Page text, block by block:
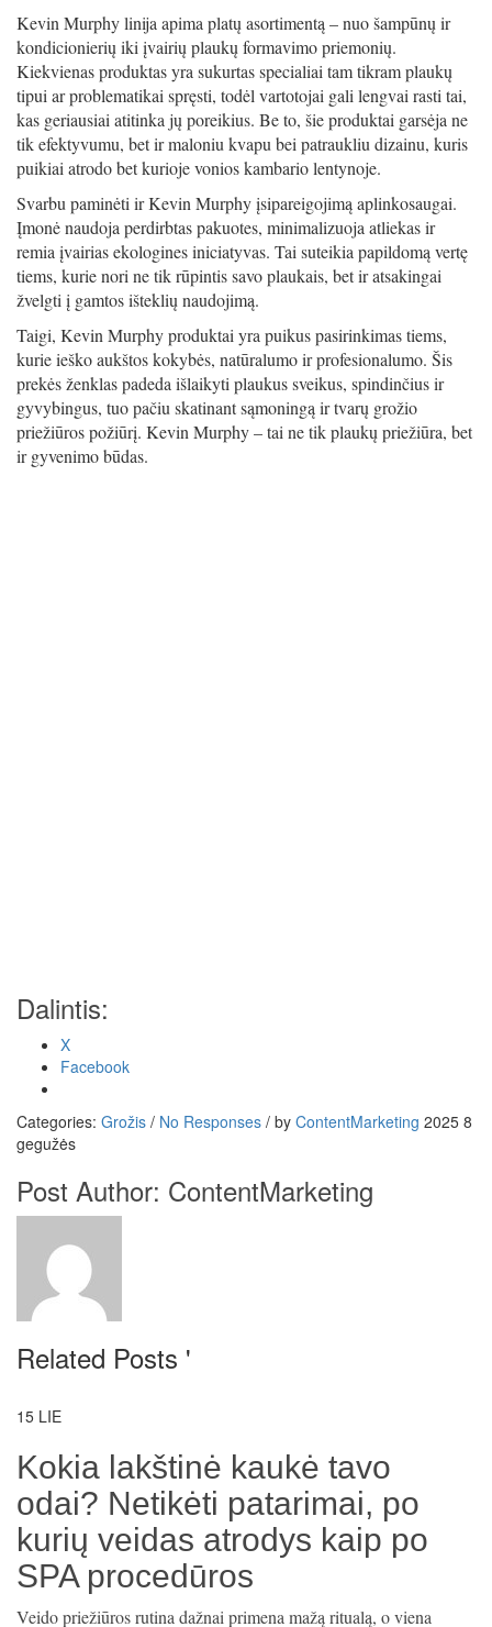
Kevin Murphy linija apima platų asortimentą – nuo šampūnų ir
kondicionierių iki įvairių plaukų formavimo priemonių.
Kiekvienas produktas yra sukurtas specialiai tam tikram plaukų
tipui ar problematikai spręsti, todėl vartotojai gali lengvai rasti tai,
kas geriausiai atitinka jų poreikius. Be to, šie produktai garsėja ne
tik efektyvumu, bet ir maloniu kvapu bei patraukliu dizainu, kuris
puikiai atrodo bet kurioje vonios kambario lentynoje.
Svarbu paminėti ir Kevin Murphy įsipareigojimą aplinkosaugai.
Įmonė naudoja perdirbtas pakuotes, minimalizuoja atliekas ir
remia įvairias ekologines iniciatyvas. Tai suteikia papildomą vertę
tiems, kurie nori ne tik rūpintis savo plaukais, bet ir atsakingai
žvelgti į gamtos išteklių naudojimą.
Taigi, Kevin Murphy produktai yra puikus pasirinkimas tiems,
kurie ieško aukštos kokybės, natūralumo ir profesionalumo. Šis
prekės ženklas padeda išlaikyti plaukus sveikus, spindinčius ir
gyvybingus, tuo pačiu skatinant sąmoningą ir tvarų grožio
priežiūros požiūrį. Kevin Murphy – tai ne tik plaukų priežiūra, bet
ir gyvenimo būdas.
Dalintis:
X
Facebook
Categories: Grožis / No Responses / by ContentMarketing 2025 8
gegužės
Post Author: ContentMarketing
Related Posts '
15 LIE
Kokia lakštinė kaukė tavo
odai? Netikėti patarimai, po
kurių veidas atrodys kaip po
SPA procedūros
Veido priežiūros rutina dažnai primena mažą ritualą, o viena